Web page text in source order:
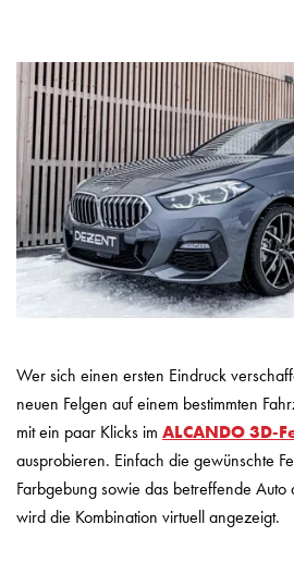
Wer sich einen ersten Eindruck
neuen Felgen auf einem bestimmten
mit ein paar Klicks im ALCANDO 3D-
ausprobieren. Einfach die gewünschte
Farbgebung sowie das betreffende
wird die Kombination virtuell angezeigt.